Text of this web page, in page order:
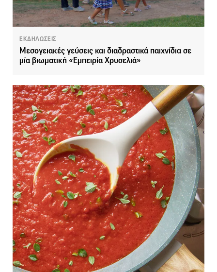
ΕΚΔΗΛΩΣΕΙΣ
Μεσογειακές γεύσεις και διαδραστικά παιχνίδια σε
μία βιωματική «Εμπειρία Χρυσελιά»